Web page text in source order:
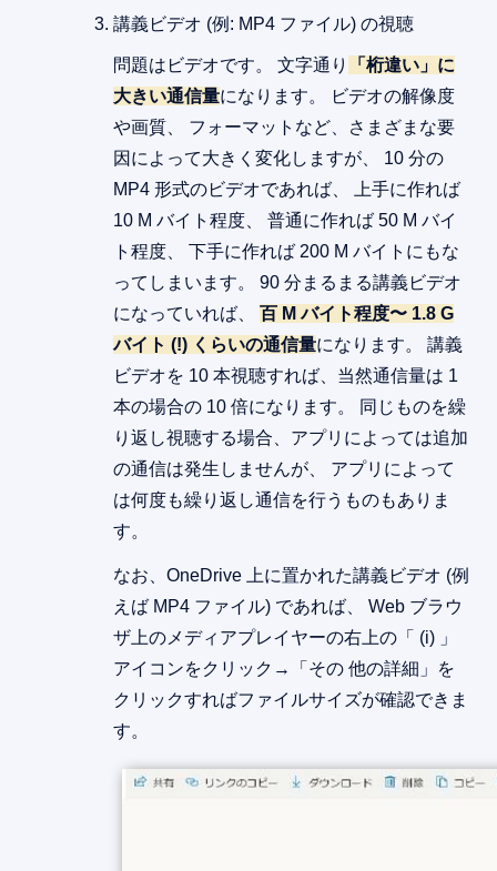
講義ビデオ (例: MP4 ファイル) の視聴
問題はビデオです。 文字通り
「桁違い」に
大きい通信量になります。 ビデオの解像度
や画質、 フォーマットなど、さまざまな要
因によって大きく変化しますが、 10 分の
MP4 形式のビデオであれば、 上手に作れば
10 M バイト程度、 普通に作れば 50 M バイ
ト程度、 下手に作れば 200 M バイトにもな
ってしまいます。 90 分まるまる講義ビデオ
になっていれば、百 M バイト程度〜 1.8 G
バイト (!) くらいの通信量になります。 講義
ビデオを 10 本視聴すれば、当然通信量は 1
本の場合の 10 倍になります。 同じものを繰
り返し視聴する場合、アプリによっては追加
の通信は発生しませんが、 アプリによって
は何度も繰り返し通信を行うものもありま
す。
なお、OneDrive 上に置かれた講義ビデオ (例
えば MP4 ファイル) であれば、 Web ブラウ
ザ上のメディアプレイヤーの右上の「 (i) 」
アイコンをクリック→「その 他の詳細」を
クリックすればファイルサイズが確認できま
す。